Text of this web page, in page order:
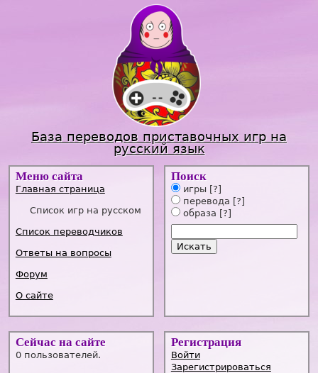
Jump to navigation
База переводов приставочных игр на
русский язык
Меню сайта
Главная страница
Список игр на русском
Список переводчиков
Ответы на вопросы
Форум
О сайте
Поиск
игры [?]
перевода [?]
образа [?]
Сейчас на сайте
0 пользователей.
Регистрация
Войти
Зарегистрироваться